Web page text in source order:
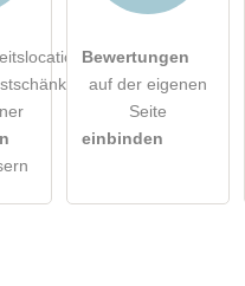
Bewertungen
auf der eigenen
Seite
einbinden